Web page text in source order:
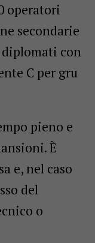
operatori
secondarie
diplomati con
C per gru
pieno e
È
e, nel caso
del
o